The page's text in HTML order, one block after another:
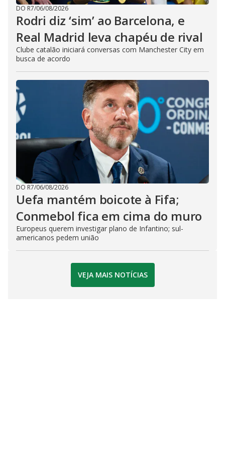
DO R7/06/08/2026
Rodri diz ‘sim’ ao Barcelona, e
Real Madrid leva chapéu de rival
Clube catalão iniciará conversas com Manchester City em
busca de acordo
DO R7/06/08/2026
Uefa mantém boicote à Fifa;
Conmebol fica em cima do muro
Europeus querem investigar plano de Infantino; sul-
americanos pedem união
VEJA MAIS NOTÍCIAS